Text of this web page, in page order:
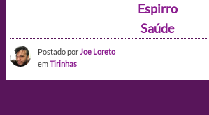
Espirro
Saúde
Postado por Joe Loreto
emTirinhas